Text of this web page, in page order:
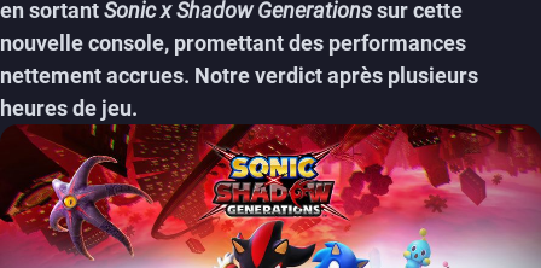
en sortantSonic x Shadow Generationssur cette
nouvelle console, promettant des performances
nettement accrues. Notre verdict après plusieurs
heures de jeu.